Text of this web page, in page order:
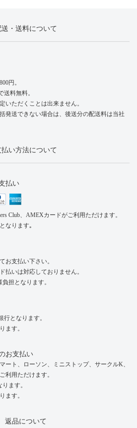
送・送料について
円。
料無料。
いただくことは出来ません。
発送できない場合は、後送分の配送料は当社
払い方法について
払い
Club、AMEXカードがご利用ただけます。
なります｡
お支払い下さい。
払いは対応しておりません。
担となります。
行となります。
ます。
お支払い
ート、ローソン、ミニストップ、サークルK、
利用ただけます。
ます。
ます。
返品について